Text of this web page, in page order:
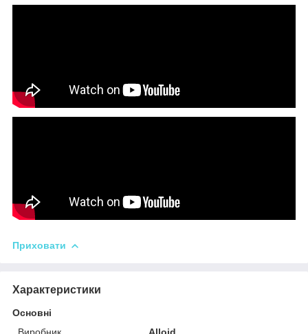
Приховати
Характеристики
Основні